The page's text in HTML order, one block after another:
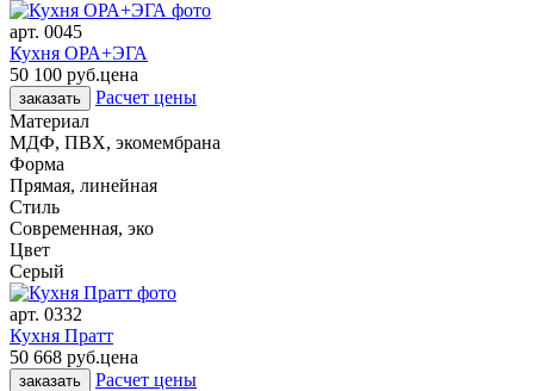
арт. 0045
Кухня ОРА+ЭГА
50 100 руб.цена
заказать
Расчет цены
Материал
МДФ, ПВХ, экомембрана
Форма
Прямая, линейная
Стиль
Современная, эко
Цвет
Серый
арт. 0332
Кухня Пратт
50 668 руб.цена
заказать
Расчет цены